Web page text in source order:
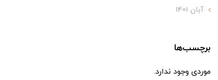
آبان 1401
برچسب‌ها
موردی وجود ندارد.